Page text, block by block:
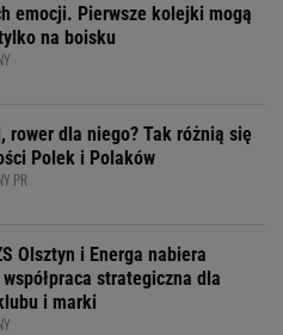
emocji. Pierwsze kolejki mogą
na boisku
rower dla niego? Tak różnią się
Polek i Polaków
PR
Olsztyn i Energa nabiera
strategiczna dla
i marki